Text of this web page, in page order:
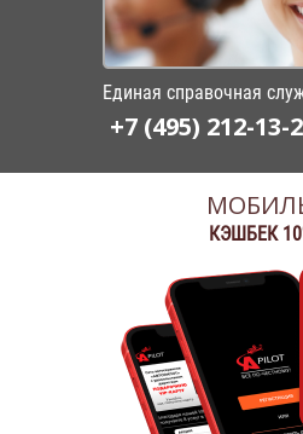
Единая справочная
+7 (495) 212-13-
КЭШБЕК